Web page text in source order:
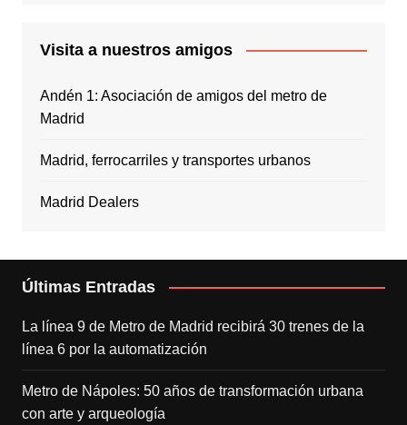
Visita a nuestros amigos
Andén 1: Asociación de amigos del metro de
Madrid
Madrid, ferrocarriles y transportes urbanos
Madrid Dealers
Últimas Entradas
La línea 9 de Metro de Madrid recibirá 30 trenes de la
línea 6 por la automatización
Metro de Nápoles: 50 años de transformación urbana
con arte y arqueología